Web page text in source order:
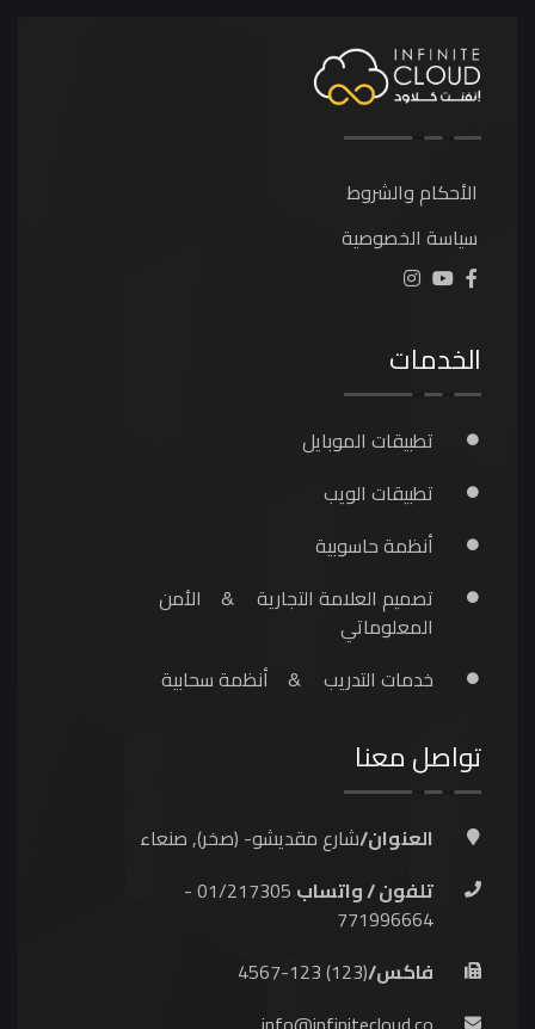
الأحكام والشروط
سياسة الخصوصية
الخدمات
تطبيقات الموبايل
تطبيقات الويب
أنظمة حاسوبية
تصميم العلامة التجارية
&
الأمن
المعلوماتي
خدمات التدريب
& أنظمة سحابية
تواصل معنا
العنوان/شارع مقديشو- (صخر), صنعاء
تلفون / واتساب
01/217305 -
771996664
فاكس/(123) 123-4567